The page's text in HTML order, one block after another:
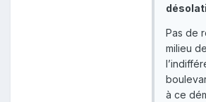
Pas de
milieu
à ce